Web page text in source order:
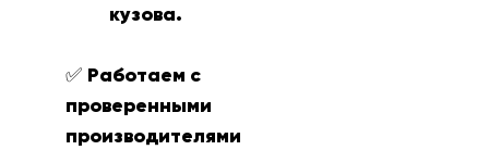
кузова.
✅ Работаем с
проверенными
производителями